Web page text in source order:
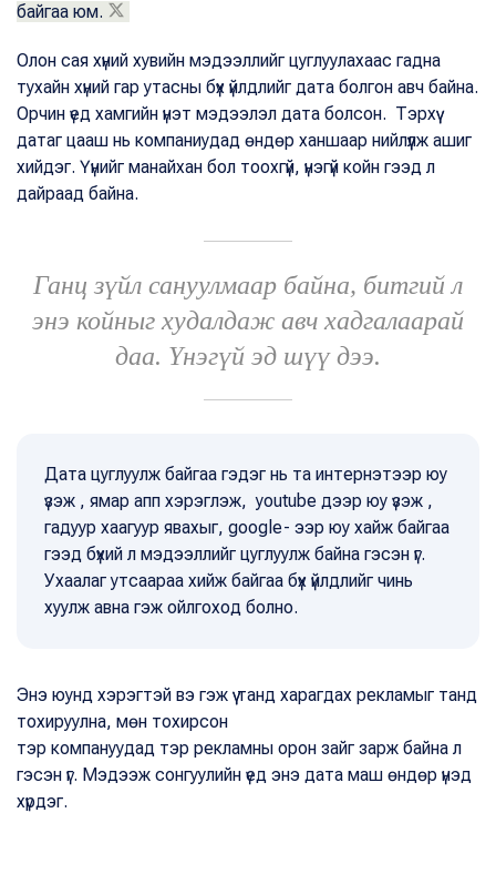
байгаа юм.
Олон сая хүний хувийн мэдээллийг цуглуулахаас гадна
тухайн хүний гар утасны бүх үйлдлийг дата болгон авч байна.
Орчин үед хамгийн үнэт мэдээлэл дата болсон. Тэрхүү
датаг цааш нь компаниудад өндөр ханшаар нийлүүлж ашиг
хийдэг. Үүнийг манайхан бол тоохгүй, үнэгүй койн гээд л
дайраад байна.
Ганц зүйл сануулмаар байна, битгий л
энэ койныг худалдаж авч хадгалаарай
даа. Үнэгүй эд шүү дээ.
Дата цуглуулж байгаа гэдэг нь та интернэтээр юу
үзэж , ямар апп хэрэглэж, youtube дээр юу үзэж ,
гадуур хаагуур явахыг, google- ээр юу хайж байгаа
гээд бүхий л мэдээллийг цуглуулж байна гэсэн үг.
Ухаалаг утсаараа хийж байгаа бүх үйлдлийг чинь
хуулж авна гэж ойлгоход болно.
Энэ юунд хэрэгтэй вэ гэж үү танд харагдах рекламыг танд
тохируулна, мөн тохирсон
тэр компануудад тэр рекламны орон зайг зарж байна л
гэсэн үг. Мэдээж сонгуулийн үед энэ дата маш өндөр үнэд
хүрдэг.